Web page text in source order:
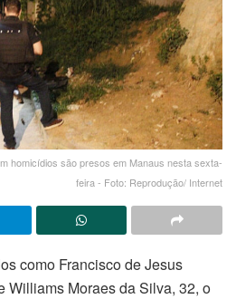
homicídios são presos em Manaus nesta sexta-
feira - Foto: Reprodução/ Internet
como Francisco de Jesus
Williams Moraes da Silva, 32, o